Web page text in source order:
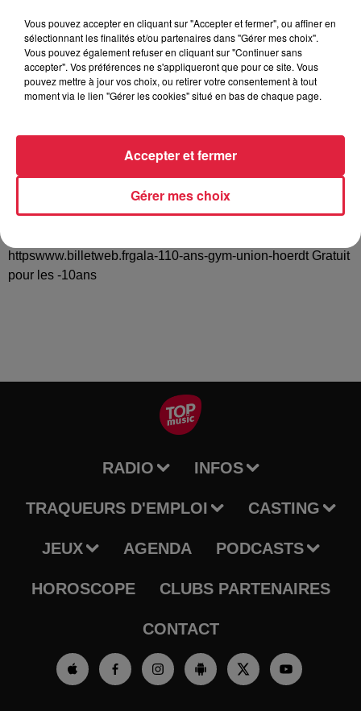
Tarif Gratuit
Hoerdt pour fêter avec vous le 110ème anniversaire du club
en vous présentant un Gala haut en couleur. le show
débutera à 19h30 avec la participation de Gymnastes de
renommée internationale et se poursuivra par une soirée
dansante animée par DJ Eric. tarif 10€ en prévente via page
httpswww.billetweb.frgala-110-ans-gym-union-hoerdt Gratuit
pour les -10ans
RADIO INFOS
TRAQUEURS D'EMPLOI CASTING
JEUX AGENDA PODCASTS
HOROSCOPE CLUBS PARTENAIRES
CONTACT
Vous pouvez accepter en cliquant sur "Accepter et fermer", ou affiner en
sélectionnant les finalités et/ou partenaires dans "Gérer mes choix".
Vous pouvez également refuser en cliquant sur "Continuer sans
accepter". Vos préférences ne s'appliqueront que pour ce site. Vous
pouvez mettre à jour vos choix, ou retirer votre consentement à tout
moment via le lien "Gérer les cookies" situé en bas de chaque page.
Gérer mes choix
Accepter et fermer